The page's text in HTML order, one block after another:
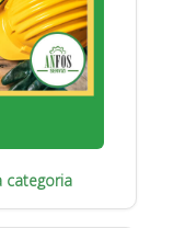
categoria